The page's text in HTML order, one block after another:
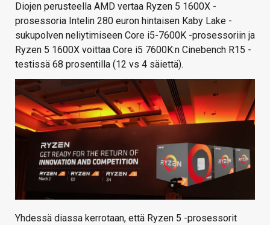
Diojen perusteella AMD vertaa Ryzen 5 1600X -
prosessoria Intelin 280 euron hintaisen Kaby Lake -
sukupolven neliytimiseen Core i5-7600K -prosessoriin ja
Ryzen 5 1600X voittaa Core i5 7600K:n Cinebench R15 -
testissä 68 prosentilla (12 vs 4 säiettä).
Yhdessä diassa kerrotaan, että Ryzen 5 -prosessorit